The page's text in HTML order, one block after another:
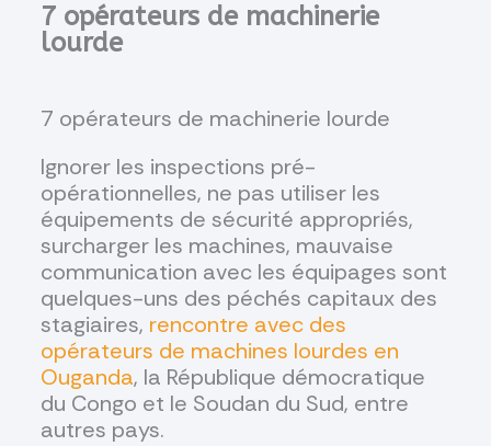
7 opérateurs de machinerie
lourde
7 opérateurs de machinerie lourde
Ignorer les inspections pré-
opérationnelles, ne pas utiliser les
équipements de sécurité appropriés,
surcharger les machines, mauvaise
communication avec les équipages sont
quelques-uns des péchés capitaux des
stagiaires, rencontre avec des
opérateurs de machines lourdes en
Ouganda, la République démocratique
du Congo et le Soudan du Sud, entre
autres pays.